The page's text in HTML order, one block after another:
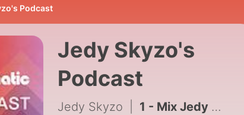
Podcast
Jedy Skyzo's
Podcast
Jedy Skyzo 1 - Mix Jedy aux coulisses de Carcassone